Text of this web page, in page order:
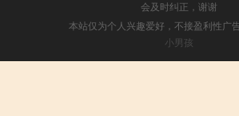
会及时纠正，谢谢
本站仅为个人兴趣爱好，不接盈利性广
小男孩